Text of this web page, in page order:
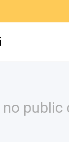
no public